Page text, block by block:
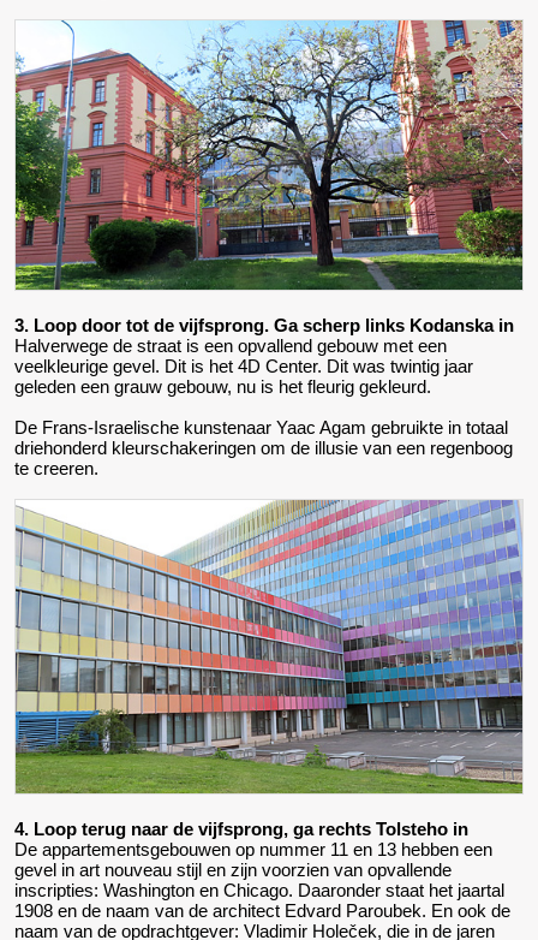
3. Loop door tot de vijfsprong. Ga scherp links Kodanska in
Halverwege de straat is een opvallend gebouw met een
veelkleurige gevel. Dit is het 4D Center. Dit was twintig jaar
geleden een grauw gebouw, nu is het fleurig gekleurd.
De Frans-Israelische kunstenaar Yaac Agam gebruikte in totaal
driehonderd kleurschakeringen om de illusie van een regenboog
te creeren.
4. Loop terug naar de vijfsprong, ga rechts Tolsteho in
De appartementsgebouwen op nummer 11 en 13 hebben een
gevel in art nouveau stijl en zijn voorzien van opvallende
inscripties: Washington en Chicago. Daaronder staat het jaartal
1908 en de naam van de architect Edvard Paroubek. En ook de
naam van de opdrachtgever: Vladimir Holeček, die in de jaren